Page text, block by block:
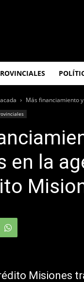
Más financiamiento
en la
Misiones